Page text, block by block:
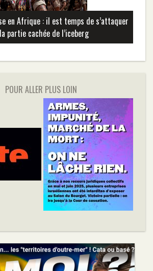
en Afrique : il est temps de s’attaquer
partie cachée de l’iceberg
POUR ALLER PLUS LOIN